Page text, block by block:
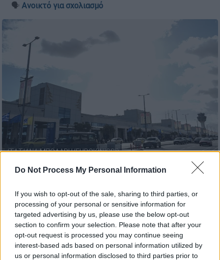
Do Not Process My Personal Information
If you wish to opt-out of the sale, sharing to third parties, or
processing of your personal or sensitive information for
targeted advertising by us, please use the below opt-out
section to confirm your selection. Please note that after your
opt-out request is processed you may continue seeing
interest-based ads based on personal information utilized by
us or personal information disclosed to third parties prior to
🗣️ Ανοικτό για σχολιασμό
(ΤΑΤΙΑΝΑ ΜΠΟΛΑΡΗ/EUROKINISSI)
Σοκ προκλήθηκε στοαεροδρόμιο «Ελ.
Βενιζέλος»το απόγευμα του Σαββάτου
(16/05), καθώςεντοπίστηκε ένας νεκρός
άνδρας στις τουαλέτες.